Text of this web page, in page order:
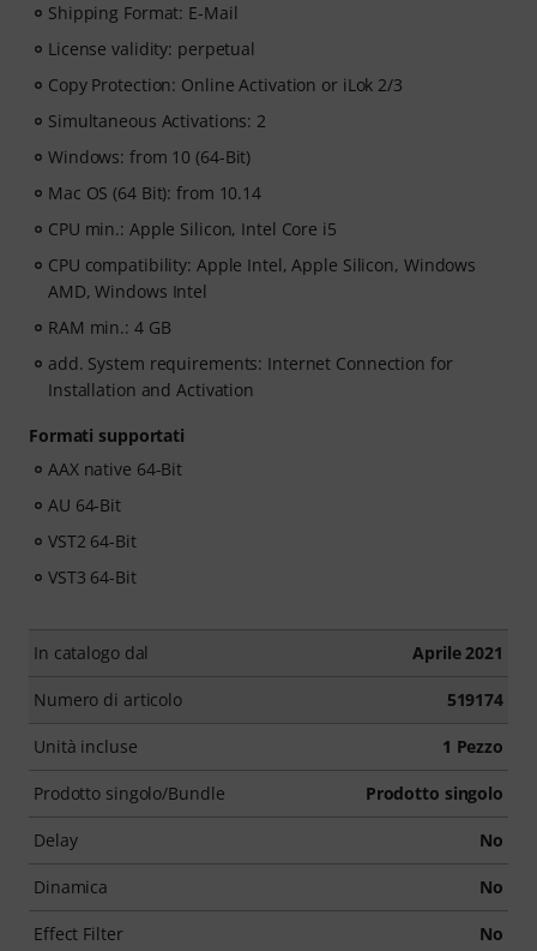
Shipping Format: E-Mail
License validity: perpetual
Copy Protection: Online Activation or iLok 2/3
Simultaneous Activations: 2
Windows: from 10 (64-Bit)
Mac OS (64 Bit): from 10.14
CPU min.: Apple Silicon, Intel Core i5
CPU compatibility: Apple Intel, Apple Silicon, Windows
AMD, Windows Intel
RAM min.: 4 GB
add. System requirements: Internet Connection for
Installation and Activation
Formati supportati
AAX native 64-Bit
AU 64-Bit
VST2 64-Bit
VST3 64-Bit
In catalogo dal Aprile 2021
Numero di articolo 519174
Unità incluse 1 Pezzo
Prodotto singolo/Bundle Prodotto singolo
Delay No
Dinamica No
Effect Filter No